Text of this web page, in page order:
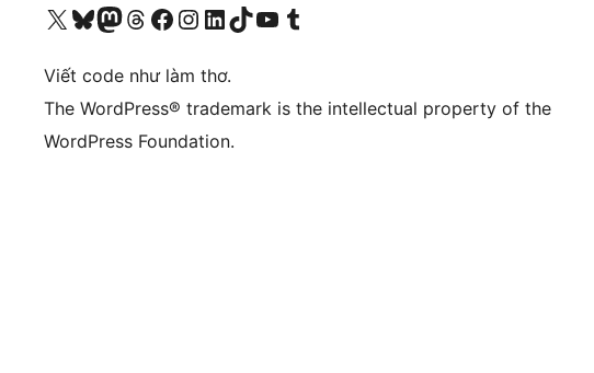
Truy cập tài khoản X (trước đây là Twitter) của chúng tôiVisit our Bluesky account
Visit our Mastodon account
Visit our Threads account
Xem trang Facebook của chúng tôiTruy cập tài khoản Instagram của chúng tôiTruy cập tài khoản LinkedIn của chúng tôiVisit our TikTok account
Truy cập kênh YouTube của chúng tôi Visit our Tumblr account
Viết code như làm thơ.
The WordPress® trademark is the intellectual property of the
WordPress Foundation.